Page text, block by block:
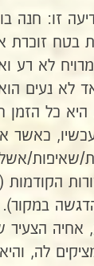
זו: חנה
בטח זוכרת
לא רע
לא נעים
היא כל הזמן
כאשר
שאיפות/
הקודמות
אחיה הצעיר
לה,